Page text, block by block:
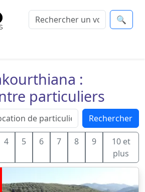
🔍
:
particuliers
Rechercher
4 5 6 7 8 9
10 et
plus